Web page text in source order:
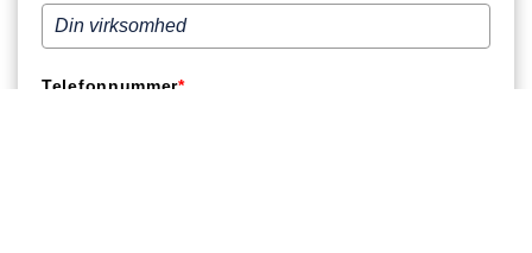
Telefonnummer*